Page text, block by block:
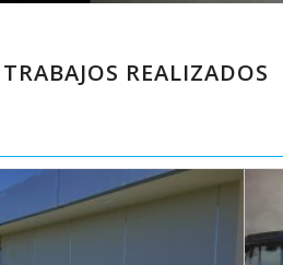
REALIZADOS